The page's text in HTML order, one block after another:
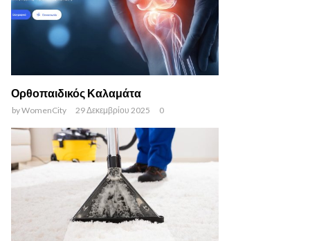
Ορθοπαιδικός Καλαμάτα
byWomenCity 29 Δεκεμβρίου 2025 0